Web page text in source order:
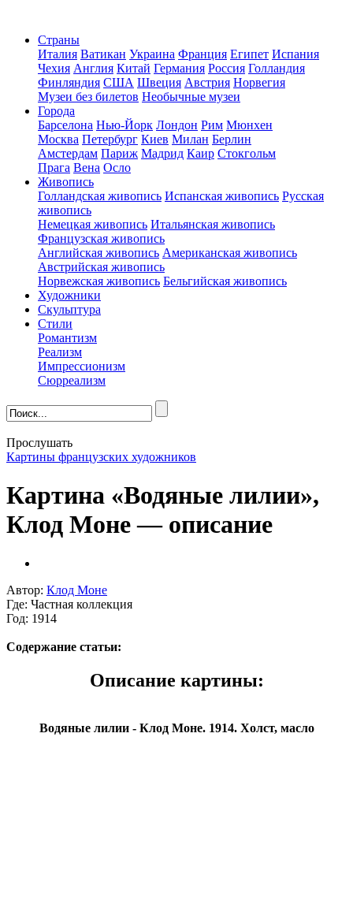
Страны
Италия Ватикан Украина Франция Египет Испания
Чехия Англия Китай Германия Россия Голландия
Финляндия США Швеция Австрия Норвегия
Музеи без билетов Необычные музеи
Города
Барселона Нью-Йорк Лондон Рим Мюнхен
Москва Петербург Киев Милан Берлин
Амстердам Париж Мадрид Каир Стокгольм
Прага Вена Осло
Живопись
Голландская живопись Испанская живопись Русская
живопись
Немецкая живопись Итальянская живопись
Французская живопись
Английская живопись Американская живопись
Австрийская живопись
Норвежская живопись Бельгийская живопись
Художники
Скульптура
Стили
Романтизм
Реализм
Импрессионизм
Сюрреализм
Прослушать
Картины французских художников
Картина «Водяные лилии»,
Клод Моне — описание
Автор: Клод Моне
Где: Частная коллекция
Год: 1914
Содержание статьи:
Описание картины:
Водяные лилии - Клод Моне. 1914. Холст, масло